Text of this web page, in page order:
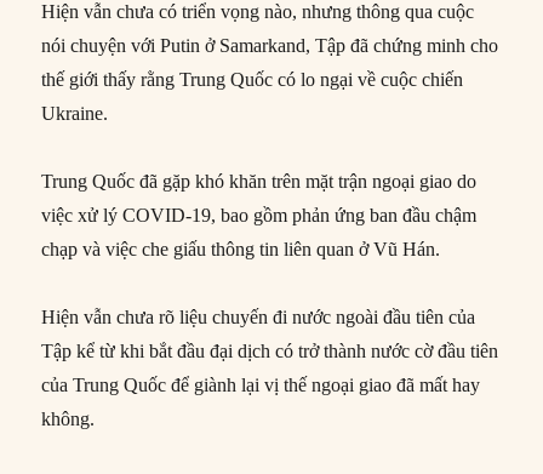
Hiện vẫn chưa có triển vọng nào, nhưng thông qua cuộc
nói chuyện với Putin ở Samarkand, Tập đã chứng minh cho
thế giới thấy rằng Trung Quốc có lo ngại về cuộc chiến
Ukraine.
Trung Quốc đã gặp khó khăn trên mặt trận ngoại giao do
việc xử lý COVID-19, bao gồm phản ứng ban đầu chậm
chạp và việc che giấu thông tin liên quan ở Vũ Hán.
Hiện vẫn chưa rõ liệu chuyến đi nước ngoài đầu tiên của
Tập kể từ khi bắt đầu đại dịch có trở thành nước cờ đầu tiên
của Trung Quốc để giành lại vị thế ngoại giao đã mất hay
không.